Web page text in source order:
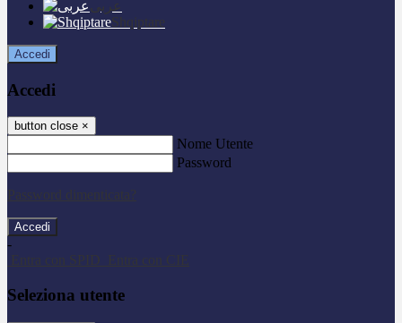
عربى
Shqiptare
Accedi
Accedi
button close ×
Nome Utente
Password
Password dimenticata?
-
Entra con SPID
Entra con CIE
Seleziona utente